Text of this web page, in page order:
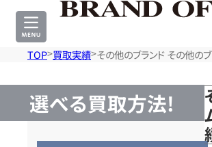
TOP 買取実績 その他のブランド その他の
選べる買取方法!